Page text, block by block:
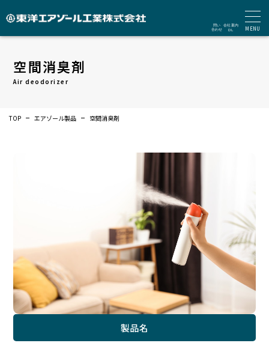
MENU
空間消臭剤
Air deodorizer
TOP エアゾール製品 空間消臭剤
製品名